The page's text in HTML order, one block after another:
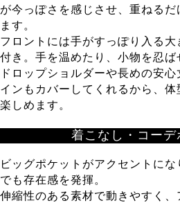
が今っぽさを感じさせ、重ねるだ
ます。
フロントには手がすっぽり入る大
付き。手を温めたり、小物を忍ば
ドロップショルダーや長めの安
インもカバーしてくれるから、
楽しめます。
着こなし・コーデ
ビッグポケットがアクセントに
でも存在感を発揮。
伸縮性のある素材で動きやすく、